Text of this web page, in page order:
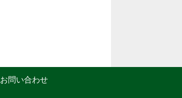
お問い合わせ